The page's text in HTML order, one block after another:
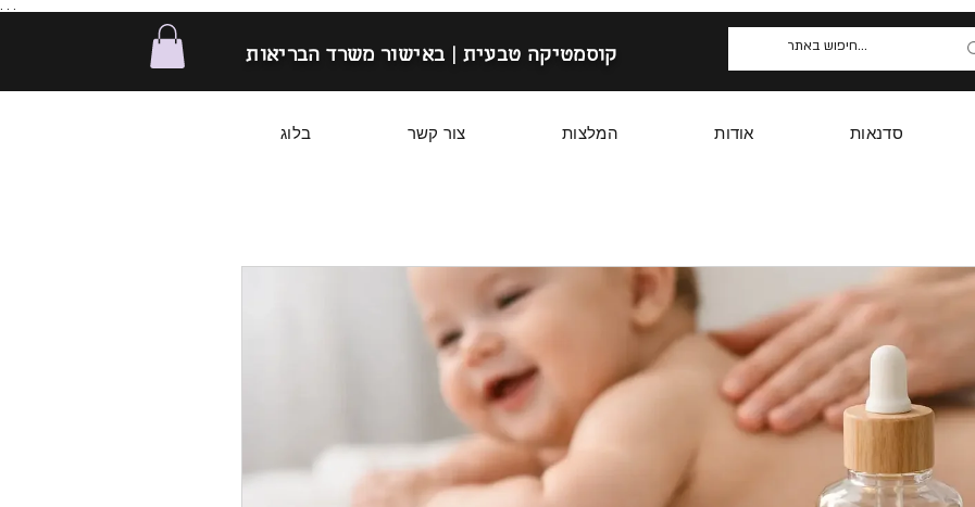
קוסמטיקה טבעית | באישור משרד הבריאות
סדנאות אודות המלצות צור קשר בלוג